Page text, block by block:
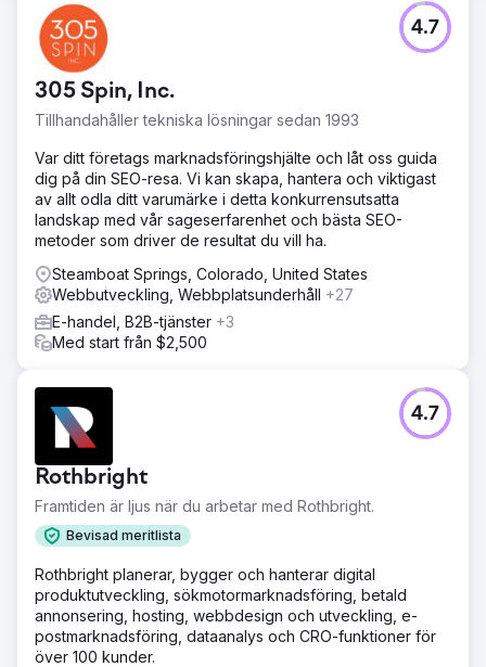
Utmaning
Emerald Group förstod grunderna i SEO men hade svårt
att omvandla den kunskapen till meningsfull organisk
tillväxt. Deras webbplats behövde en fullständig
granskning för att åtgärda innehållsluckor, strukturproblem
och missade möjligheter. De ville ha starkare synlighet för
värdefulla sökord och bättre engagemang när besökarna
väl landade på deras webbplats. Utan tydlig vägledning
kunde de inte konsekvent attrahera eller konvertera rätt
målgrupp.
Lösning
Vi började med grundlig on-page och off-page
optimering, där vi omformade innehåll, struktur och
användarupplevelse för både sökmotorer och besökare.
Med deras målgrupp i åtanke byggde vi en långsiktig
SEO-strategi som stöddes av forskningsdriven
innehållsplanering. Detta ramverk gav Emerald Group
engagerande, högkonverterande innehåll i linje med
deras tillväxtmål.
Resultat
Effekten var betydande: Emerald Group uppnådde en
ökning med 214 % i ranking på första sidan, en
engagemangsgrad på 59 % och en konverteringsgrad på
28 %. Deras innehåll följer nu en tydlig strategi, attraherar
rätt trafik och håller användare kvar på webbplatsen
längre. Viktiga engagemangs- och retentionsmått
fortsätter att öka, och teamet känner sig nu trygga med
sin riktning och de möjligheter som ligger framför dem.
305 Spin, Inc.
Tillhandahåller tekniska lösningar sedan 1993
4.7
Var ditt företags marknadsföringshjälte och låt oss guida
dig på din SEO-resa. Vi kan skapa, hantera och viktigast
av allt odla ditt varumärke i detta konkurrensutsatta
landskap med vår sageserfarenhet och bästa SEO-
metoder som driver de resultat du vill ha.
Steamboat Springs, Colorado, United States
Webbutveckling, Webbplatsunderhåll +27
E-handel, B2B-tjänster +3
Med start från $2,500
Rothbright
Framtiden är ljus när du arbetar med Rothbright.
Bevisad meritlista
4.7
Rothbright planerar, bygger och hanterar digital
produktutveckling, sökmotormarknadsföring, betald
annonsering, hosting, webbdesign och utveckling, e-
postmarknadsföring, dataanalys och CRO-funktioner för
över 100 kunder.